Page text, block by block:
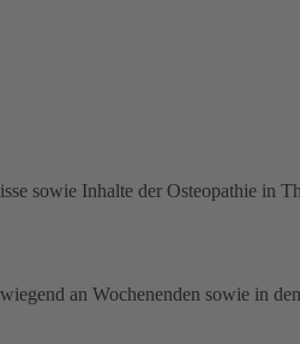
sowie Inhalte der Osteopathie in
an Wochenenden sowie in